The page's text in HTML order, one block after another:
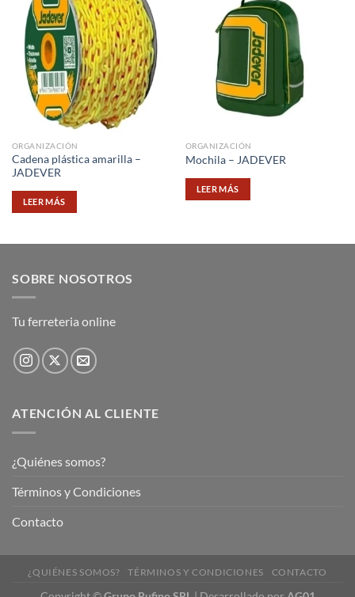
ORGANIZACIÓN
Cadena plástica amarilla –
JADEVER
LEER MÁS
ORGANIZACIÓN
Mochila – JADEVER
LEER MÁS
SOBRE NOSOTROS
Tu ferreteria online
ATENCIÓN AL CLIENTE
¿Quiénes somos?
Términos y Condiciones
Contacto
¿QUIÉNES SOMOS? TÉRMINOS Y CONDICIONES CONTACTO